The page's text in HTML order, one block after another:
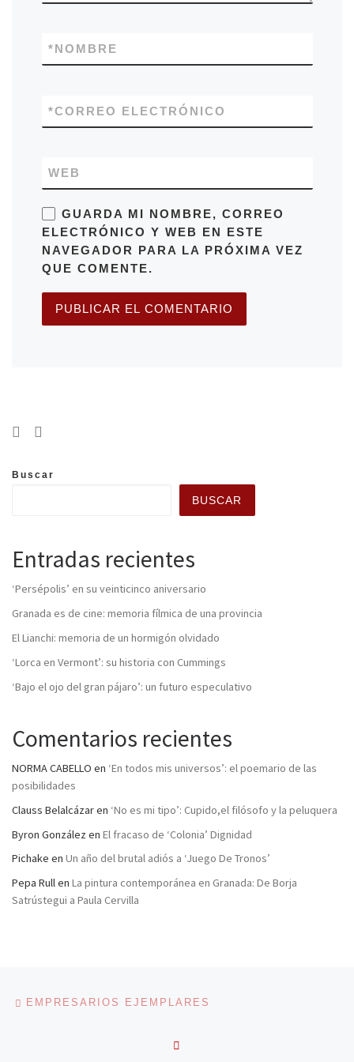
NOMBRE
*
CORREO ELECTRÓNICO
*
WEB
GUARDA MI NOMBRE, CORREO
ELECTRÓNICO Y WEB EN ESTE
NAVEGADOR PARA LA PRÓXIMA VEZ
QUE COMENTE.
Buscar
BUSCAR
Entradas recientes
‘Persépolis’ en su veinticinco aniversario
Granada es de cine: memoria fílmica de una provincia
El Lianchi: memoria de un hormigón olvidado
‘Lorca en Vermont’: su historia con Cummings
‘Bajo el ojo del gran pájaro’: un futuro especulativo
Comentarios recientes
NORMA CABELLO en ‘En todos mis universos’: el poemario de las
posibilidades
Clauss Belalcázaren ‘No es mi tipo’: Cupido,el filósofo y la peluquera
Byron González en El fracaso de ‘Colonia’ Dignidad
Pichake en Un año del brutal adiós a ‘Juego De Tronos’
Pepa Rullen La pintura contemporánea en Granada: De Borja
Satrústegui a Paula Cervilla
Navegación de entradas
EMPRESARIOS EJEMPLARES